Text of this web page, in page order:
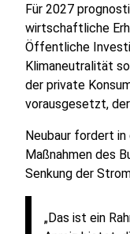
Für 2027
wirtschaftliche
Öffentliche
Klimaneutralität
der private
vorausgesetzt,
Neubaur fordert
Maßnahmen des
Senkung der
„Das ist ein